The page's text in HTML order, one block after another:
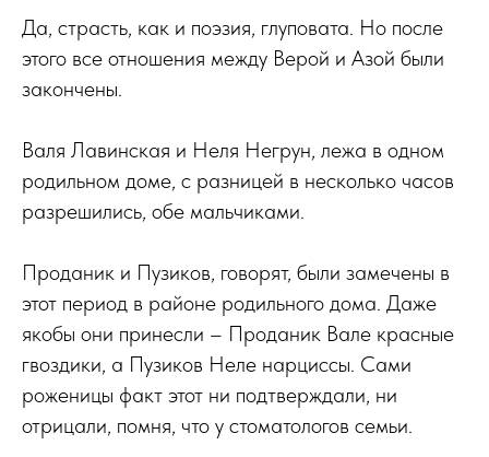
Да, страсть, как и поэзия, глуповата. Но после
этого все отношения между Верой и Азой были
закончены.
Валя Лавинская и Неля Негрун, лежа в одном
родильном доме, с разницей в несколько часов
разрешились, обе мальчиками.
Проданик и Пузиков, говорят, были замечены в
этот период в районе родильного дома. Даже
якобы они принесли – Проданик Вале красные
гвоздики, а Пузиков Неле нарциссы. Сами
роженицы факт этот ни подтверждали, ни
отрицали, помня, что у стоматологов семьи.